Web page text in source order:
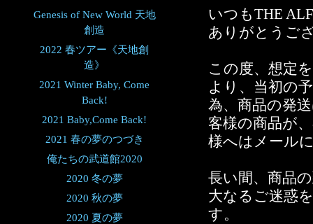
Genesis of New World 天地
創造
2022 春ツアー《天地創
造》
2021 Winter Baby, Come
Back!
2021 Baby,Come Back!
2021 春の夢のつづき
俺たちの武道館2020
2020 冬の夢
2020 秋の夢
2020 夏の夢
いつもTHE
ありがとうご
この度、想定
より、当初の
為、商品の発
客様の商品が
様へはメール
長い間、商品
大なるご迷惑
す。